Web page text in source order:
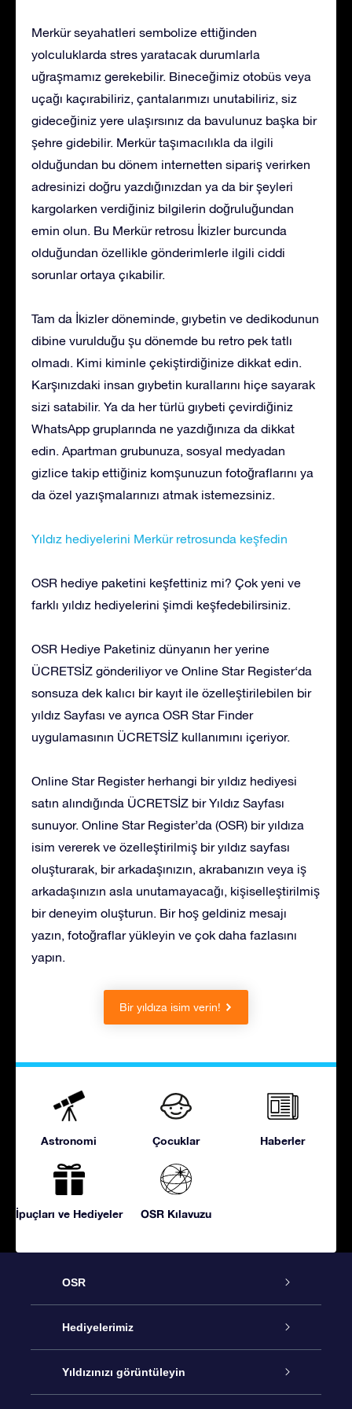
Merkür seyahatleri sembolize ettiğinden
yolculuklarda stres yaratacak durumlarla
uğraşmamız gerekebilir. Bineceğimiz otobüs veya
uçağı kaçırabiliriz, çantalarımızı unutabiliriz, siz
gideceğiniz yere ulaşırsınız da bavulunuz başka bir
şehre gidebilir. Merkür taşımacılıkla da ilgili
olduğundan bu dönem internetten sipariş verirken
adresinizi doğru yazdığınızdan ya da bir şeyleri
kargolarken verdiğiniz bilgilerin doğruluğundan
emin olun. Bu Merkür retrosu İkizler burcunda
olduğundan özellikle gönderimlerle ilgili ciddi
sorunlar ortaya çıkabilir.
Tam da İkizler döneminde, gıybetin ve dedikodunun
dibine vurulduğu şu dönemde bu retro pek tatlı
olmadı. Kimi kiminle çekiştirdiğinize dikkat edin.
Karşınızdaki insan gıybetin kurallarını hiçe sayarak
sizi satabilir. Ya da her türlü gıybeti çevirdiğiniz
WhatsApp gruplarında ne yazdığınıza da dikkat
edin. Apartman grubunuza, sosyal medyadan
gizlice takip ettiğiniz komşunuzun fotoğraflarını ya
da özel yazışmalarınızı atmak istemezsiniz.
Yıldız hediyelerini Merkür retrosunda keşfedin
OSR hediye paketini keşfettiniz mi? Çok yeni ve
farklı yıldız hediyelerini şimdi keşfedebilirsiniz.
OSR Hediye Paketiniz dünyanın her yerine
ÜCRETSİZ gönderiliyor ve Online Star Register‘da
sonsuza dek kalıcı bir kayıt ile özelleştirilebilen bir
yıldız Sayfası ve ayrıca OSR Star Finder
uygulamasının ÜCRETSİZ kullanımını içeriyor.
Online Star Register herhangi bir yıldız hediyesi
satın alındığında ÜCRETSİZ bir Yıldız Sayfası
sunuyor. Online Star Register’da (OSR) bir yıldıza
isim vererek ve özelleştirilmiş bir yıldız sayfası
oluşturarak, bir arkadaşınızın, akrabanızın veya iş
arkadaşınızın asla unutamayacağı, kişiselleştirilmiş
bir deneyim oluşturun. Bir hoş geldiniz mesajı
yazın, fotoğraflar yükleyin ve çok daha fazlasını
yapın.
Bir yıldıza isim verin!
Astronomi Çocuklar Haberler
İpuçları ve Hediyeler OSR Kılavuzu
OSR
Hizmet
İletişim
Hediyelerimiz
Çevrimiçi Yıldız Hediyesi
Yıldızınızı görüntüleyin